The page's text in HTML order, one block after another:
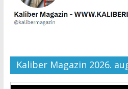
Kaliber Magazin 2026.